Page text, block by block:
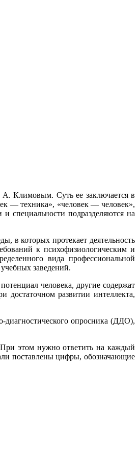
А. Климовым. Суть ее заключается в
— техника», «человек — человек»,
специальности подразделяются на
в которых протекает деятельность
к психофизиологическим и
вида профессиональной
заведений.
человека, другие содержат
развитии интеллекта,
диагностического опросника (ДДО),
При этом нужно ответить на каждый
поставлены цифры, обозначающие